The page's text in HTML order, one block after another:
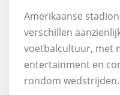
Amerikaanse
verschillen
voetbalcultuur, met
entertainment en
rondom wedstrijden.